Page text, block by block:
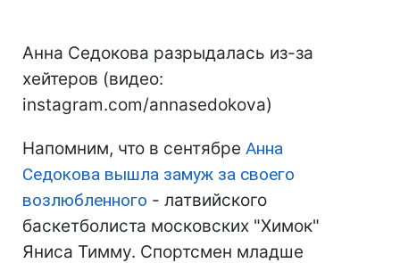
Анна Седокова разрыдалась из-за
хейтеров (видео:
instagram.com/annasedokova)
Напомним, что в сентябре Анна
Седокова вышла замуж за своего
возлюбленного - латвийского
баскетболиста московских "Химок"
Яниса Тимму. Спортсмен младше